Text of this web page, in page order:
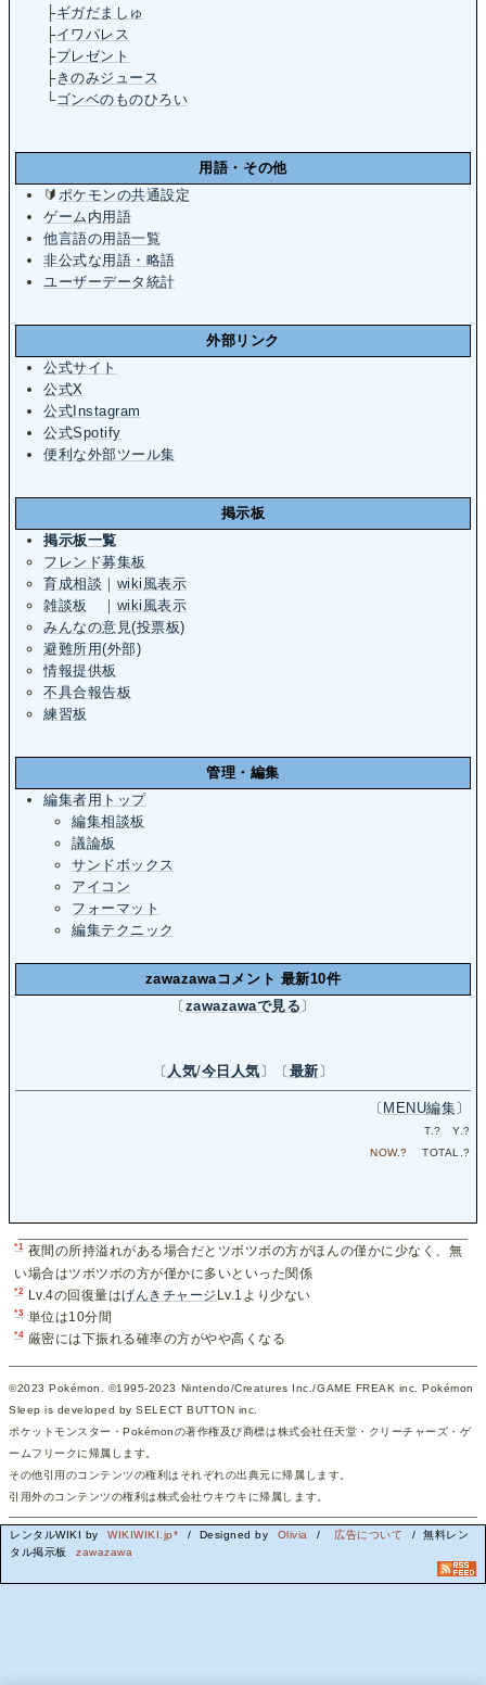
├ギガだましゅ
├イワパレス
├プレゼント
├きのみジュース
└ゴンベのものひろい
用語・その他
🔰 ポケモンの共通設定
ゲーム内用語
他言語の用語一覧
非公式な用語・略語
ユーザーデータ統計
外部リンク
公式サイト
公式X
公式Instagram
公式Spotify
便利な外部ツール集
掲示板
掲示板一覧
フレンド募集板
育成相談 ｜ wiki風表示
雑談板
｜ wiki風表示
みんなの意見(投票板)
避難所用(外部)
情報提供板
不具合報告板
練習板
管理・編集
編集者用トップ
編集相談板
議論板
サンドボックス
アイコン
フォーマット
編集テクニック
zawazawaコメント 最新10件
〔 zawazawaで見る 〕
〔 人気/今日人気 〕〔 最新 〕
〔 MENU編集〕
T.? Y.?
NOW.? TOTAL.?
*1 夜間の所持溢れがある場合だとツボツボの方がほんの僅かに少なく、無
い場合はツボツボの方が僅かに多いといった関係
*2 Lv.4の回復量はげんきチャージ Lv.1より少ない
*3 単位は10分間
*4 厳密には下振れる確率の方がやや高くなる
©2023 Pokémon. ©1995-2023 Nintendo/Creatures Inc./GAME FREAK inc. Pokémon
Sleep is developed by SELECT BUTTON inc.
ポケットモンスター・Pokémonの著作権及び商標は株式会社任天堂・クリーチャーズ・ゲ
ームフリークに帰属します。
その他引用のコンテンツの権利はそれぞれの出典元に帰属します。
引用外のコンテンツの権利は株式会社ウキウキに帰属します。
レンタルWIKI by WIKIWIKI.jp* / Designed by Olivia / 広告について
/ 無料レン
タル掲示板
zawazawa